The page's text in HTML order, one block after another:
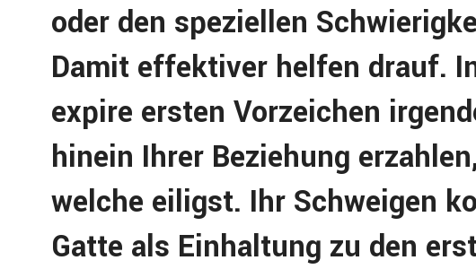
oder den speziellen
Damit effektiver helfen drauf.
expire ersten Vorzeichen
hinein Ihrer Beziehung
welche eiligst. Ihr Schweigen
Gatte als Einhaltung zu den